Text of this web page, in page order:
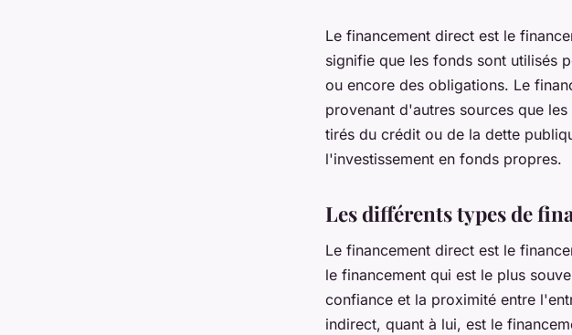
Le financement direct est le
signifie que les fonds sont utilisés
ou encore des obligations. Le
provenant d'autres sources que
tirés du crédit ou de la dette
l'investissement en fonds propres.
Les différents types de
Le financement direct est le
le financement qui est le plus
confiance et la proximité entre
indirect, quant à lui, est le